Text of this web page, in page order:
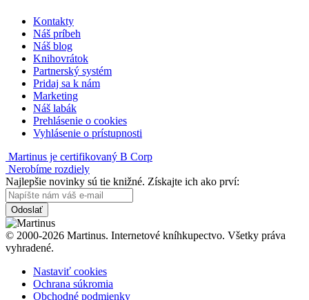
Kontakty
Náš príbeh
Náš blog
Knihovrátok
Partnerský systém
Pridaj sa k nám
Marketing
Náš labák
Prehlásenie o cookies
Vyhlásenie o prístupnosti
Martinus je certifikovaný B Corp
Nerobíme rozdiely
Najlepšie novinky sú tie knižné. Získajte ich ako prví:
Odoslať
© 2000-2026 Martinus. Internetové kníhkupectvo. Všetky práva
vyhradené.
Nastaviť cookies
Ochrana súkromia
Obchodné podmienky